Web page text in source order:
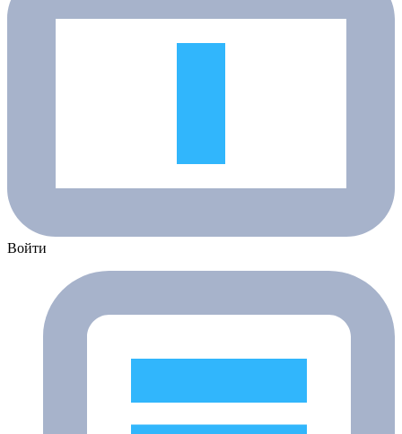
Войти